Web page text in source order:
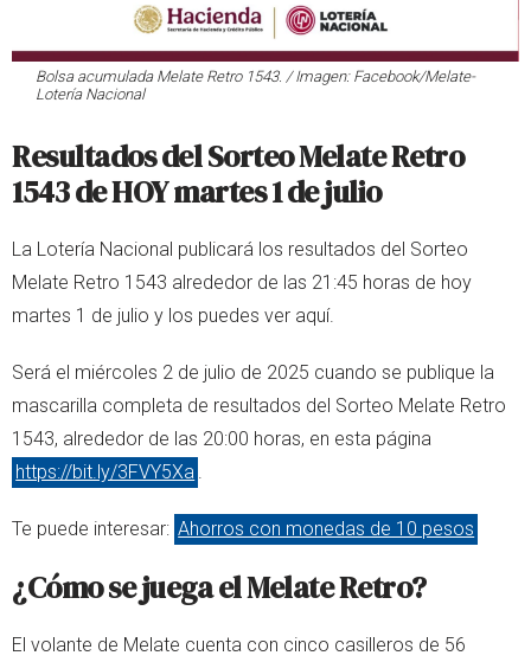
Bolsa acumulada Melate Retro 1543. / Imagen: Facebook/Melate-
Lotería Nacional
Resultados del Sorteo Melate Retro
1543 de HOY martes 1 de julio
La Lotería Nacional publicará los resultados del Sorteo
Melate Retro 1543 alrededor de las 21:45 horas de hoy
martes 1 de julio y los puedes ver aquí.
Será el miércoles 2 de julio de 2025 cuando se publique la
mascarilla completa de resultados del Sorteo Melate Retro
1543, alrededor de las 20:00 horas, en esta página
https://bit.ly/3FVY5Xa .
Te puede interesar: Ahorros con monedas de 10 pesos
¿Cómo se juega el Melate Retro?
El volante de Melate cuenta con cinco casilleros de 56